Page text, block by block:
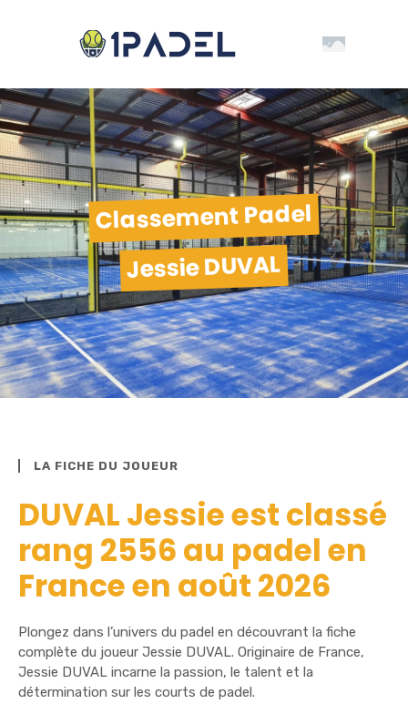
Classement Padel
Jessie DUVAL
LA FICHE DU JOUEUR
DUVAL Jessie est classé
rang 2556 au padel en
France en août 2026
Plongez dans l’univers du padel en découvrant la fiche
complète du joueur Jessie DUVAL. Originaire de France,
Jessie DUVAL incarne la passion, le talent et la
détermination sur les courts de padel.